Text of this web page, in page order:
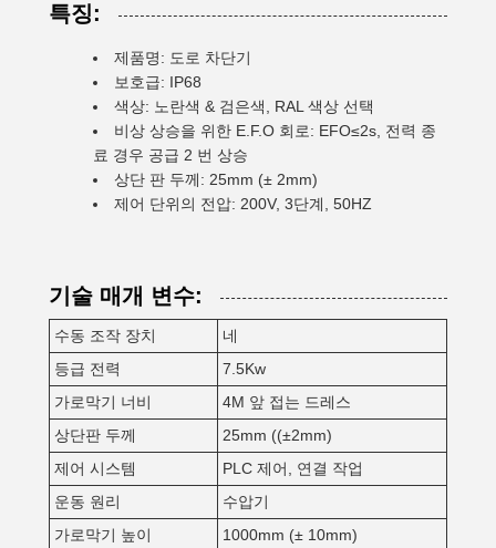
특징:
제품명: 도로 차단기
보호급: IP68
색상: 노란색 & 검은색, RAL 색상 선택
비상 상승을 위한 E.F.O 회로: EFO≤2s, 전력 종
료 경우 공급 2 번 상승
상단 판 두께: 25mm (± 2mm)
제어 단위의 전압: 200V, 3단계, 50HZ
기술 매개 변수:
수동 조작 장치
네
등급 전력
7.5Kw
가로막기 너비
4M 앞 접는 드레스
상단판 두께
25mm ((±2mm)
제어 시스템
PLC 제어, 연결 작업
운동 원리
수압기
가로막기 높이
1000mm (± 10mm)